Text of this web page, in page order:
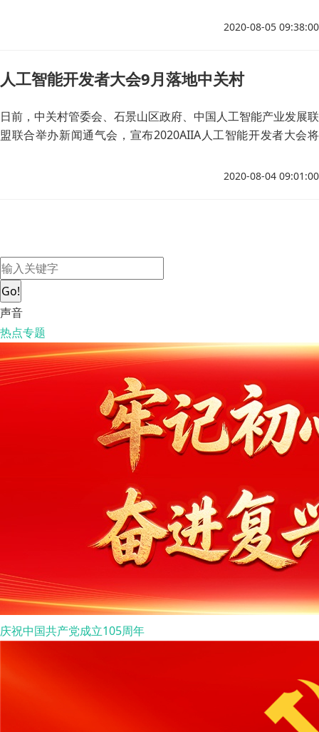
算法工具之一的Python，实现“转行”和人生逆袭。2020-08-05 09:38:00
人工智能开发者大会9月落地中关村
日前，中关村管委会、石景山区政府、中国人工智能产业发展联
盟联合举办新闻通气会，宣布2020AIIA人工智能开发者大会将
智能领域最具创新价值的行业大会首次落地中关村。2020-08-04 09:01:00
Go!
声音
热点专题
庆祝中国共产党成立105周年